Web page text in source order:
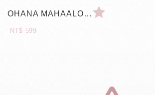
OHANA MAHAALO 馥郁香精油
NT$ 599